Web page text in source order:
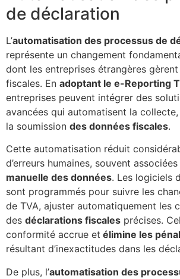
de déclaration
L’automatisation des processus de
représente un changement
dont les entreprises étrangères
fiscales. En adoptant le e-Reporting
entreprises peuvent intégrer des
avancées qui automatisent la
la soumission des données fiscales.
Cette automatisation réduit
d’erreurs humaines, souvent associées
manuelle des données. Les logiciels
sont programmés pour suivre les
de TVA, ajuster automatiquement les
des déclarations fiscales précises.
conformité accrue et élimine les
résultant d’inexactitudes dans les
De plus, l’automatisation des